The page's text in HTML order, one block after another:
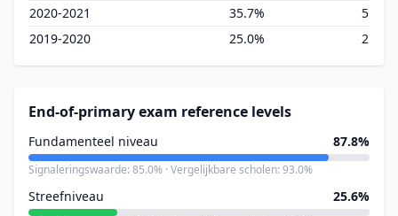
2020-2021
35.7%
5
2019-2020
25.0% 2
End-of-primary exam reference levels
Fundamenteel niveau 87.8%
Signaleringswaarde: 85.0% · Vergelijkbare scholen: 93.0%
Streefniveau 25.6%